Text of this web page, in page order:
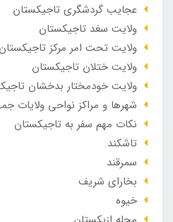
عجایب گردشگری تاجیکستان
ولایت سغد تاجیکستان
ولایت تحت امر مرکز تاجیکستان
ولایت ختلان تاجیکستان
ولایت خودمختار بدخشان
شهرها و مراکز نواحی ولایات
نکات مهم سفر به تاجیکستان
تاشکند
سمرقند
بخارای شریف
خیوه